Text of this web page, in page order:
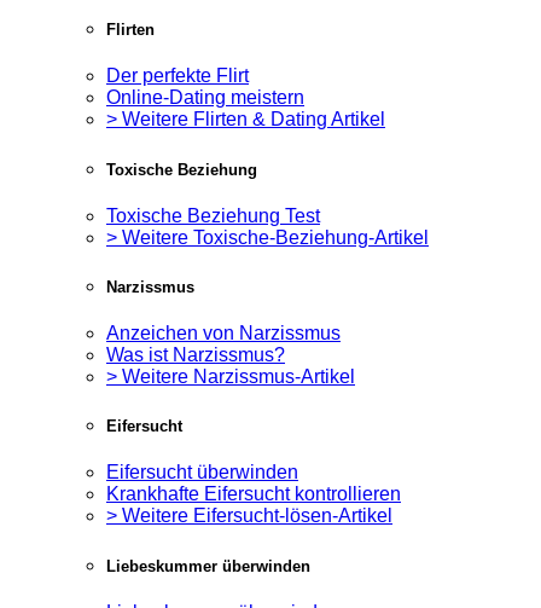
Flirten
Der perfekte Flirt
Online-Dating meistern
> Weitere Flirten & Dating Artikel
Toxische Beziehung
Toxische Beziehung Test
> Weitere Toxische-Beziehung-Artikel
Narzissmus
Anzeichen von Narzissmus
Was ist Narzissmus?
> Weitere Narzissmus-Artikel
Eifersucht
Eifersucht überwinden
Krankhafte Eifersucht kontrollieren
> Weitere Eifersucht-lösen-Artikel
Liebeskummer überwinden